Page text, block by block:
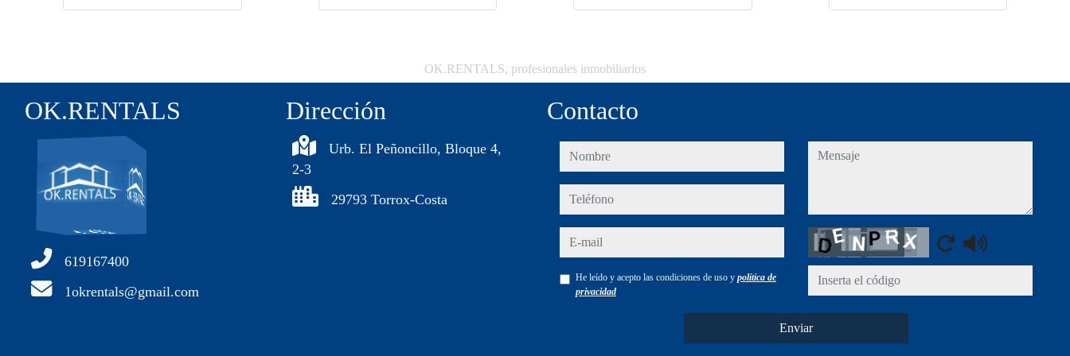
OK.RENTALS, profesionales inmobiliarios
OK.RENTALS
619167400
1okrentals@gmail.com
Dirección
Urb. El Peñoncillo, Bloque 4,
2-3
29793 Torrox-Costa
Contacto
nombre
teléfono
e-mail
He leído y acepto las condiciones de uso y política de
privacidad
mensaje
Captcha
Enviar